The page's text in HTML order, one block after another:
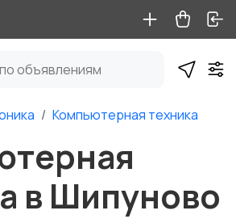
Компьютерная техника
в Шипуново